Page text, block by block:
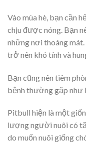
Vào mùa hè, bạn cần
chịu được nóng. Bạn
những nơi thoáng
trở nên khó tính và
Bạn cũng nên tiêm
bệnh thường gặp như
Pitbull hiện là một
lượng người nuôi có
do muốn nuôi giống